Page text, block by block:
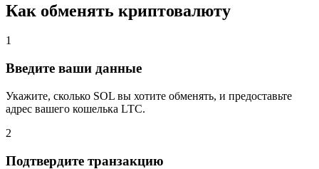
Как обменять криптовалюту
1
Введите ваши данные
Укажите, сколько SOL вы хотите обменять, и предоставьте
адрес вашего кошелька LTC.
2
Подтвердите транзакцию